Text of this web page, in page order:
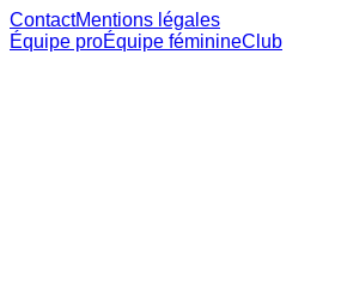
ContactMentions légales
Équipe proÉquipe féminineClub